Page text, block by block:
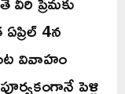
4న
వివాహం
పెళ్లి